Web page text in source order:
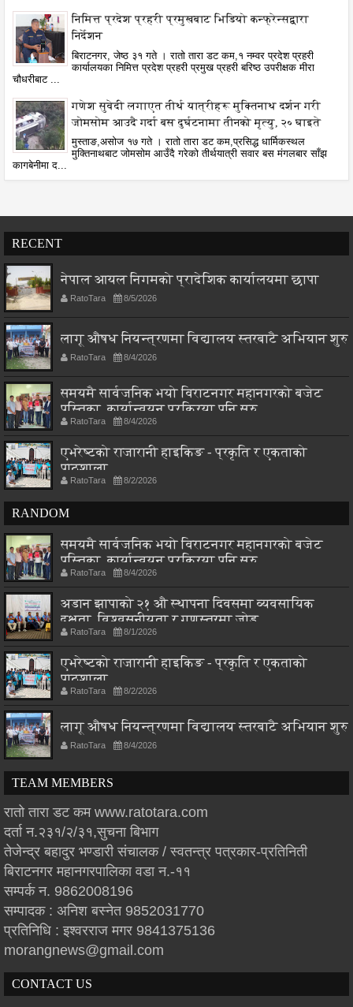
निमित्त प्रदेश प्रहरी प्रमुखबाट भिडियो कन्फ्रेन्सद्वारा
निर्देशन
बिराटनगर, जेष्ठ ३१ गते । रातो तारा डट कम,१ नम्वर प्रदेश प्रहरी
कार्यालयका निमित्त प्रदेश प्रहरी प्रमुख प्रहरी बरिष्ठ उपरीक्षक मीरा
चौधरीबाट ...
गणेश सुवेदी लगाएत तीर्थ यात्रीहरू मुक्तिनाथ दर्शन गरी
जोमसोम आउदै गर्दा बस दुर्घटनामा तीनको मृत्यु, २० घाइते
मुस्ताङ,असोज १७ गते । रातो तारा डट कम,प्रसिद्ध धार्मिकस्थल
मुक्तिनाथबाट जोमसोम आउँदै गरेको तीर्थयात्री सवार बस मंगलबार साँझ
कागबेनीमा द...
RECENT
नेपाल आयल निगमको प्रादेशिक कार्यालयमा छापा
RatoTara 8/5/2026
लागू औषध नियन्त्रणमा विद्यालय स्तरबाटै अभियान शुरु
RatoTara 8/4/2026
समयमै सार्वजनिक भयो विराटनगर महानगरको बजेट
पुस्तिका, कार्यान्वयन प्रक्रिया पनि सुरु
RatoTara 8/4/2026
एभरेष्टको राजारानी हाइकिङ - प्रकृति र एकताको
पाठशाला
RatoTara 8/2/2026
RANDOM
समयमै सार्वजनिक भयो विराटनगर महानगरको बजेट
पुस्तिका, कार्यान्वयन प्रक्रिया पनि सुरु
RatoTara 8/4/2026
अडान झापाको २१ औ स्थापना दिवसमा व्यवसायिक
दक्षता, विश्वसनीयता र गुणस्तरमा जोड
RatoTara 8/1/2026
एभरेष्टको राजारानी हाइकिङ - प्रकृति र एकताको
पाठशाला
RatoTara 8/2/2026
लागू औषध नियन्त्रणमा विद्यालय स्तरबाटै अभियान शुरु
RatoTara 8/4/2026
TEAM MEMBERS
रातो तारा डट कम www.ratotara.com
दर्ता न.२३१/२/३१,सुचना बिभाग
तेजेन्द्र बहादुर भण्डारी संचालक / स्वतन्त्र पत्रकार-प्रतिनिती
बिराटनगर महानगरपालिका वडा न.-११
सम्पर्क न. 9862008196
सम्पादक : अनिश बस्नेत 9852031770
प्रतिनिधि : इश्वरराज मगर 9841375136
morangnews@gmail.com
CONTACT US